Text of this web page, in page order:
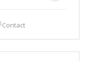
Contact